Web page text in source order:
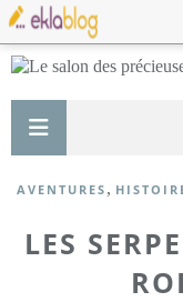
AVENTURES ,
LES